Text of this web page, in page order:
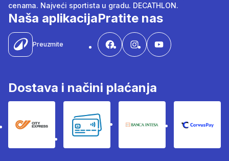
cenama. Najveći sportista u gradu. DECATHLON.
Naša aplikacija
Preuzmite
Pratite nas
Dostava i načini plaćanja
City Express Bankovne karticeBanka Intesa